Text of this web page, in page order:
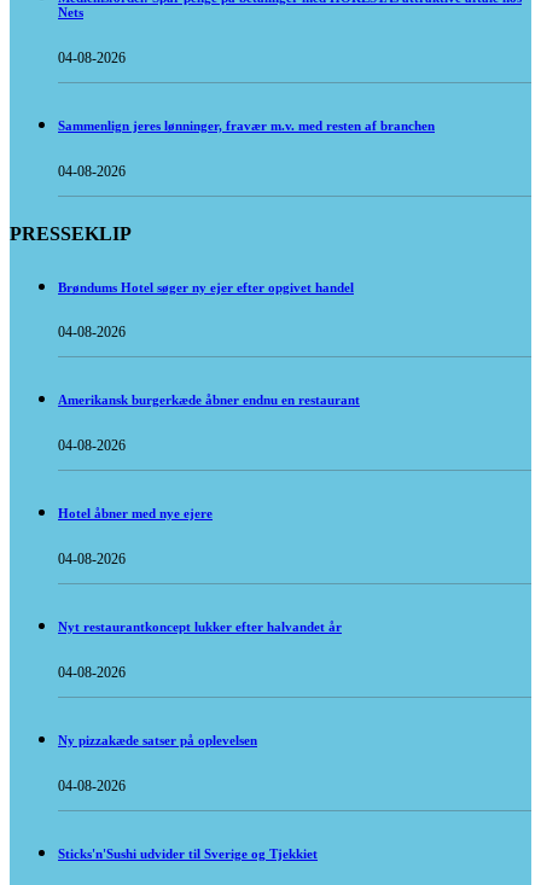
Nets
04-08-2026
Sammenlign jeres lønninger, fravær m.v. med resten af branchen
04-08-2026
PRESSEKLIP
Brøndums Hotel søger ny ejer efter opgivet handel
04-08-2026
Amerikansk burgerkæde åbner endnu en restaurant
04-08-2026
Hotel åbner med nye ejere
04-08-2026
Nyt restaurantkoncept lukker efter halvandet år
04-08-2026
Ny pizzakæde satser på oplevelsen
04-08-2026
Sticks'n'Sushi udvider til Sverige og Tjekkiet